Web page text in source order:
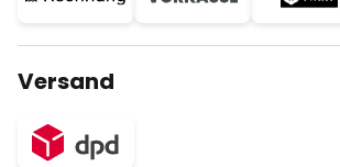
Versand